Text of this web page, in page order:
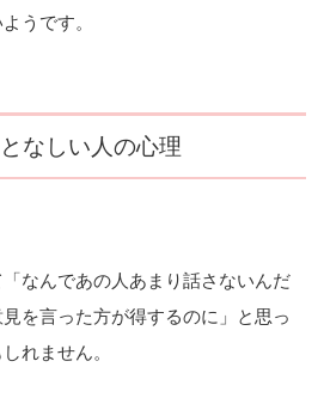
うです。
なしい人の心理
なんであの人あまり話さないんだ
を言った方が得するのに」と思っ
れません。